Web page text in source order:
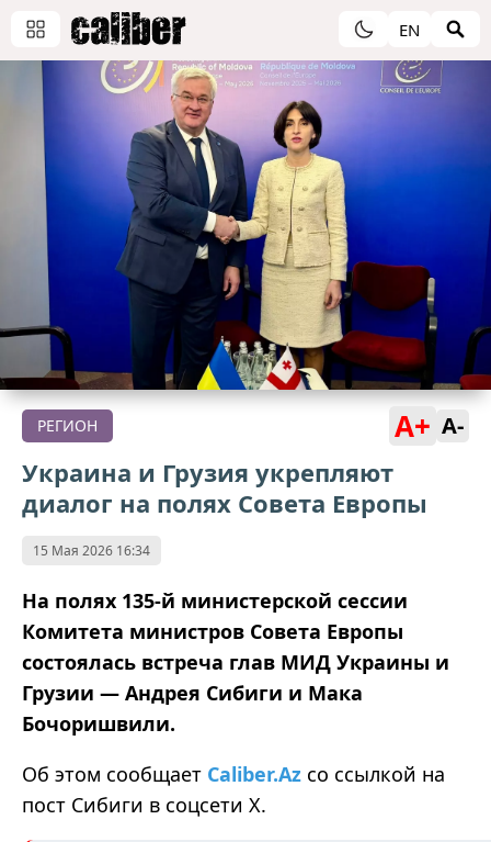
EN
РЕГИОН A+ A-
Украина и Грузия укрепляют
диалог на полях Совета Европы
15 Мая 2026 16:34
На полях 135-й министерской сессии
Комитета министров Совета Европы
состоялась встреча глав МИД Украины и
Грузии — Андрея Сибиги и Мака
Бочоришвили.
Об этом сообщает Caliber.Az со ссылкой на
пост Сибиги в соцсети Х.